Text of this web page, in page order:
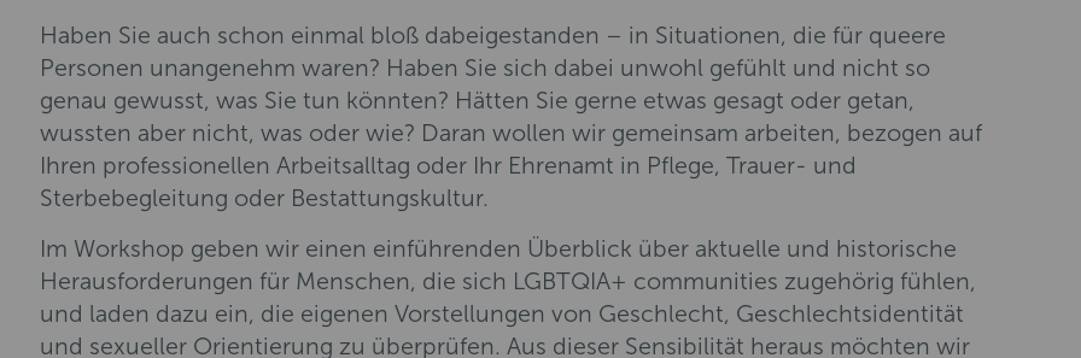
Haben Sie auch schon einmal bloß dabeigestanden – in Situationen, die für queere
Personen unangenehm waren? Haben Sie sich dabei unwohl gefühlt und nicht so
genau gewusst, was Sie tun könnten? Hätten Sie gerne etwas gesagt oder getan,
wussten aber nicht, was oder wie? Daran wollen wir gemeinsam arbeiten, bezogen auf
Ihren professionellen Arbeitsalltag oder Ihr Ehrenamt in Pflege, Trauer- und
Sterbebegleitung oder Bestattungskultur.
Im Workshop geben wir einen einführenden Überblick über aktuelle und historische
Herausforderungen für Menschen, die sich LGBTQIA+ communities zugehörig fühlen,
und laden dazu ein, die eigenen Vorstellungen von Geschlecht, Geschlechtsidentität
und sexueller Orientierung zu überprüfen. Aus dieser Sensibilität heraus möchten wir